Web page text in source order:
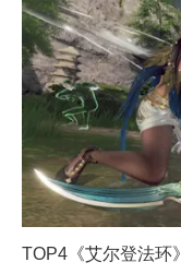
TOP4 《艾尔登法环》